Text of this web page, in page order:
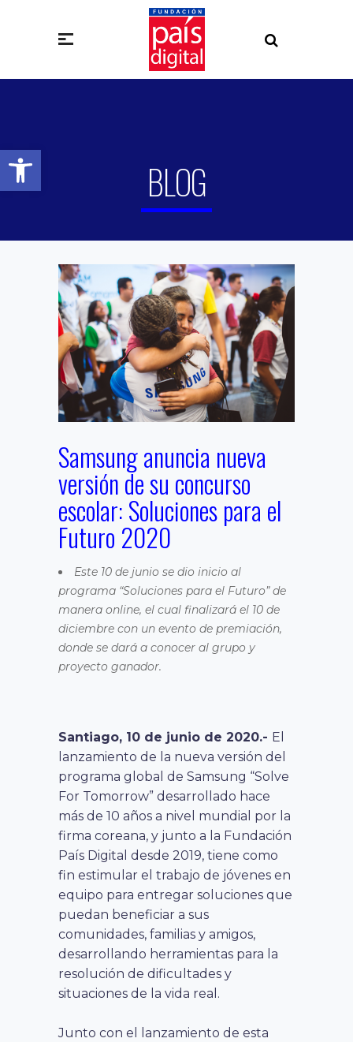
Abrir barra de herramientas
BLOG
Samsung anuncia nueva
versión de su concurso
escolar: Soluciones para el
Futuro 2020
Este 10 de junio se dio inicio al
programa “Soluciones para el Futuro” de
manera online, el cual finalizará el 10 de
diciembre con un evento de premiación,
donde se dará a conocer al grupo y
proyecto ganador.
Santiago, 10 de junio de 2020.- El
lanzamiento de la nueva versión del
programa global de Samsung “Solve
For Tomorrow” desarrollado hace
más de 10 años a nivel mundial por la
firma coreana, y junto a la Fundación
País Digital desde 2019, tiene como
fin estimular el trabajo de jóvenes en
equipo para entregar soluciones que
puedan beneficiar a sus
comunidades, familias y amigos,
desarrollando herramientas para la
resolución de dificultades y
situaciones de la vida real.
Junto con el lanzamiento de esta